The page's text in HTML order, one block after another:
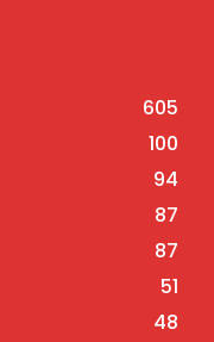
605
100
94
87
87
51
48